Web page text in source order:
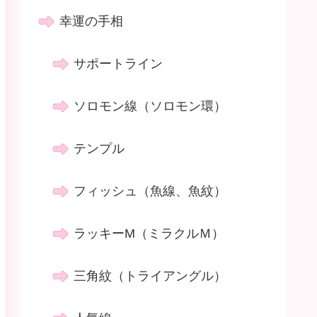
幸運の手相
サポートライン
ソロモン線（ソロモン環）
テンプル
フィッシュ（魚線、魚紋）
ラッキーM（ミラクルＭ）
三角紋（トライアングル）